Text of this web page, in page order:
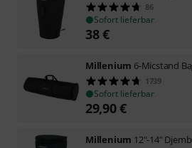
86
Sofort lieferbar
38€
Millenium 6-Micstand
1739
Sofort lieferbar
29,90€
Millenium 12"-14"